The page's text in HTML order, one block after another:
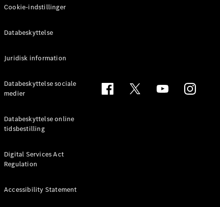
Cookie-indstillinger
Databeskyttelse
Juridisk information
Databeskyttelse sociale
medier
Databeskyttelse online
tidsbestilling
Digital Services Act
Regulation
Accessibility Statement